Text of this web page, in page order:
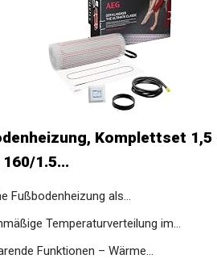
Komplettset 1,5
1.5...
Fußbodenheizung als...
Temperaturverteilung im...
Funktionen – Wärme...